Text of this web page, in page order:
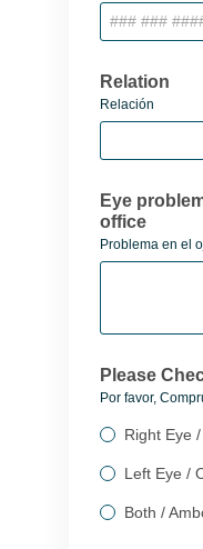
Relation
Relación
Eye
office
Problema en el
Please
Por favor,
Right Eye
Left Eye /
Both /